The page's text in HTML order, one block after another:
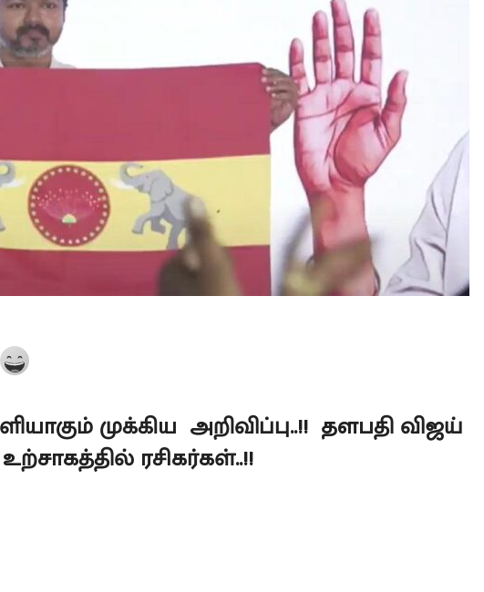
முக்கிய அறிவிப்பு..!! தளபதி விஜய்
ரசிகர்கள்..!!